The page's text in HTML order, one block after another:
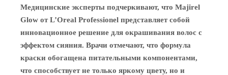
Медицинские эксперты подчеркивают, что Majirel
Glow от L’Oreal Professionel представляет собой
инновационное решение для окрашивания волос с
эффектом сияния. Врачи отмечают, что формула
краски обогащена питательными компонентами,
что способствует не только яркому цвету, но и